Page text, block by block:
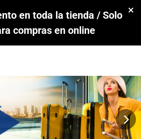
en toda la tienda / Solo
compras en online